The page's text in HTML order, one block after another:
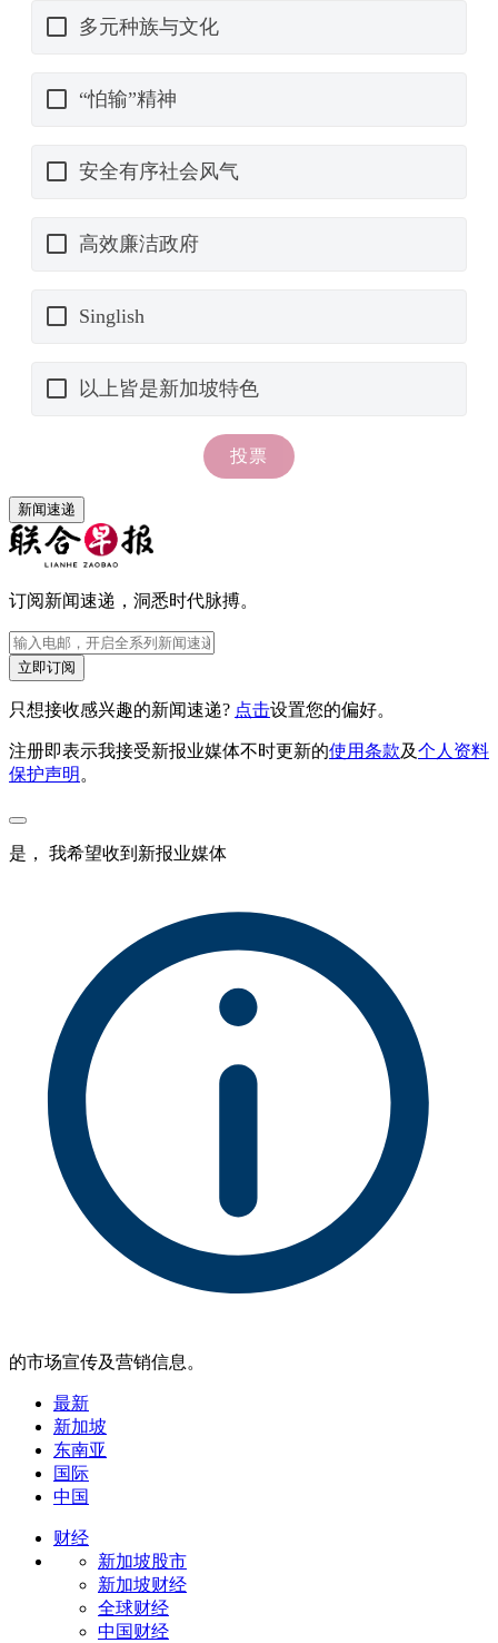
新闻速递
订阅新闻速递，洞悉时代脉搏。
立即订阅
只想接收感兴趣的新闻速递? 点击设置您的偏好。
注册即表示我接受新报业媒体不时更新的使用条款及个人资料
保护声明 。
是， 我希望收到新报业媒体
的市场宣传及营销信息。
最新
新加坡
东南亚
国际
中国
财经
新加坡股市
新加坡财经
全球财经
中国财经